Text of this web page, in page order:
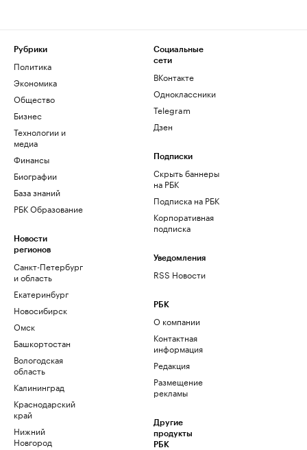
Рубрики
Политика
Экономика
Общество
Бизнес
Технологии и
медиа
Финансы
Биографии
База знаний
РБК Образование
Новости
регионов
Санкт-Петербург
и область
Екатеринбург
Новосибирск
Омск
Башкортостан
Вологодская
область
Калининград
Краснодарский
край
Нижний
Новгород
Социальные
сети
ВКонтакте
Одноклассники
Telegram
Дзен
Подписки
Скрыть баннеры
на РБК
Подписка на РБК
Корпоративная
подписка
Уведомления
RSS Новости
РБК
О компании
Контактная
информация
Редакция
Размещение
рекламы
Другие
продукты
РБК